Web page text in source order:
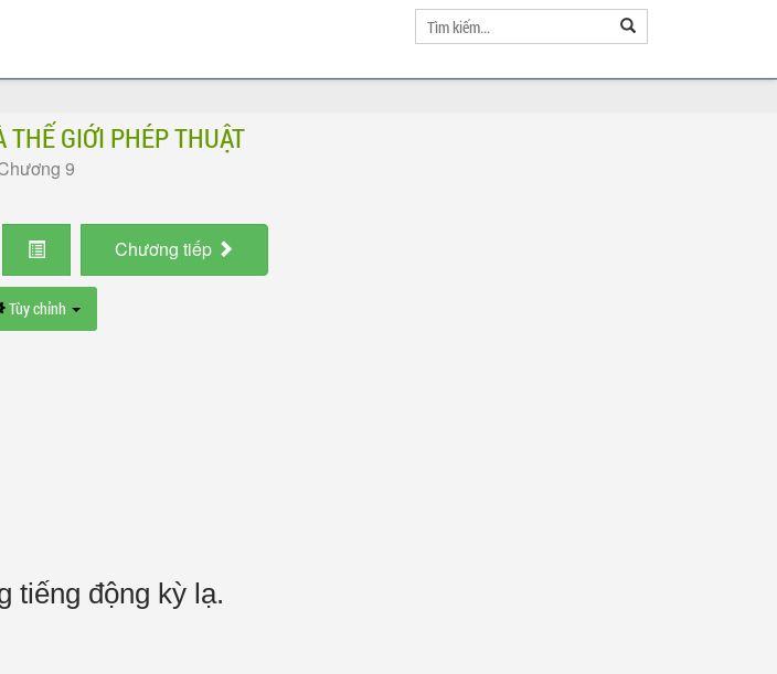
THẾ GIỚI PHÉP THUẬT
9
Chương tiếp
Tùy chỉnh
tiếng động kỳ lạ.